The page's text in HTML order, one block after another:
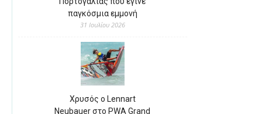
παγκόσμια εμμονή
31 Ιουλίου 2026
Χρυσός ο Lennart
Neubauer στο PWA Grand